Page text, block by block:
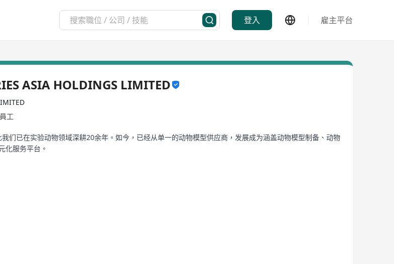
登入 雇主平台
ASIA HOLDINGS LIMITED
工
们已在实验动物领域深耕20余年。如今，已经从单一的动物模型供应商，发展成为涵盖动物模型制备、动物
化服务平台。
产和服务设施，分布于北京、上海、 浙江、广东、湖北、四川等地区。这些设施严格遵循标准化的生物